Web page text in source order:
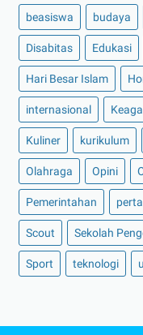
beasiswa budaya
Disabitas Edukasi
Hari Besar Islam
internasional
Kuliner kurikulum
Olahraga Opini
Pemerintahan
Scout Sekolah
Sport teknologi